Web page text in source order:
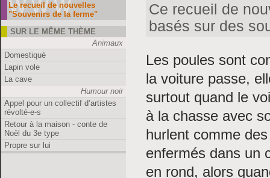
Le recueil de nouvelles
"Souvenirs de la ferme"
SUR LE MÊME THÈME
Animaux
Domestiqué
Lapin vole
La cave
Humour noir
Appel pour un collectif d’artistes
révolté-e-s
Retour à la maison - conte de
Noël du 3e type
Propre sur lui
Ce recueil de
basés sur des
Les poules sont
la voiture passe,
surtout quand le
à la chasse avec
hurlent comme
enfermés dans un
en rond, alors